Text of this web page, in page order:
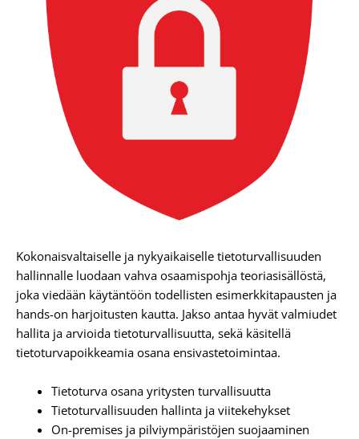
Kokonaisvaltaiselle ja nykyaikaiselle tietoturvallisuuden
hallinnalle luodaan vahva osaamispohja teoriasisällöstä,
joka viedään käytäntöön todellisten esimerkkitapausten ja
hands-on harjoitusten kautta. Jakso antaa hyvät valmiudet
hallita ja arvioida tietoturvallisuutta, sekä käsitellä
tietoturvapoikkeamia osana ensivastetoimintaa.
Tietoturva osana yritysten turvallisuutta
Tietoturvallisuuden hallinta ja viitekehykset
On-premises ja pilviympäristöjen suojaaminen